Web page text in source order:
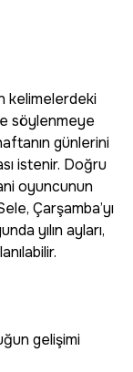
kelimelerdeki
söylenmeye
günlerini
istenir. Doğru
oyuncunun
Çarşamba’yı
yılın ayları,
gelişimi